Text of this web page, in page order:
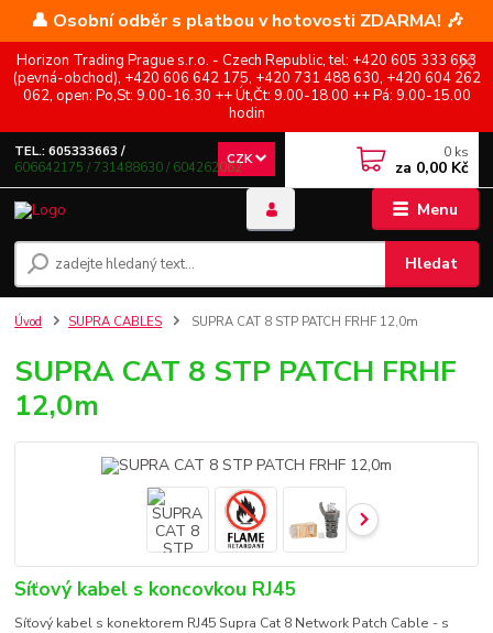
👤 Osobní odběr s platbou v hotovosti ZDARMA! 🎶
Horizon Trading Prague s.r.o. - Czech Republic, tel: +420 605 333 663
(pevná-obchod), +420 606 642 175, +420 731 488 630, +420 604 262
062, open: Po,St: 9.00-16.30 ++ Út,Čt: 9.00-18.00 ++ Pá: 9.00-15.00
hodin
Menu
CZK
Hledat
TEL.: 605333663 /
606642175 / 731488630 / 604262062
0 ks
za 0,00 Kč
Úvod SUPRA CABLES SUPRA CAT 8 STP PATCH FRHF 12,0m
SUPRA CAT 8 STP PATCH FRHF
12,0m
Síťový kabel s koncovkou RJ45
Síťový kabel s konektorem RJ45 Supra Cat 8 Network Patch Cable - s